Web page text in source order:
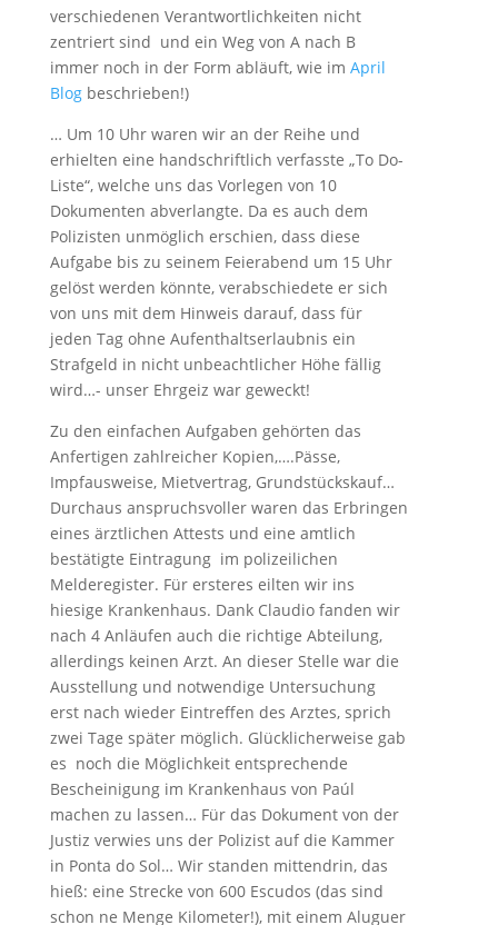
verschiedenen Verantwortlichkeiten nicht
zentriert sind und ein Weg von A nach B
immer noch in der Form abläuft, wie im April
Blogbeschrieben!)
… Um 10 Uhr waren wir an der Reihe und
erhielten eine handschriftlich verfasste „To Do-
Liste“, welche uns das Vorlegen von 10
Dokumenten abverlangte. Da es auch dem
Polizisten unmöglich erschien, dass diese
Aufgabe bis zu seinem Feierabend um 15 Uhr
gelöst werden könnte, verabschiedete er sich
von uns mit dem Hinweis darauf, dass für
jeden Tag ohne Aufenthaltserlaubnis ein
Strafgeld in nicht unbeachtlicher Höhe fällig
wird…- unser Ehrgeiz war geweckt!
Zu den einfachen Aufgaben gehörten das
Anfertigen zahlreicher Kopien,….Pässe,
Impfausweise, Mietvertrag, Grundstückskauf…
Durchaus anspruchsvoller waren das Erbringen
eines ärztlichen Attests und eine amtlich
bestätigte Eintragung im polizeilichen
Melderegister. Für ersteres eilten wir ins
hiesige Krankenhaus. Dank Claudio fanden wir
nach 4 Anläufen auch die richtige Abteilung,
allerdings keinen Arzt. An dieser Stelle war die
Ausstellung und notwendige Untersuchung
erst nach wieder Eintreffen des Arztes, sprich
zwei Tage später möglich. Glücklicherweise gab
es noch die Möglichkeit entsprechende
Bescheinigung im Krankenhaus von Paúl
machen zu lassen… Für das Dokument von der
Justiz verwies uns der Polizist auf die Kammer
in Ponta do Sol… Wir standen mittendrin, das
hieß: eine Strecke von 600 Escudos (das sind
schon ne Menge Kilometer!), mit einem Aluguer